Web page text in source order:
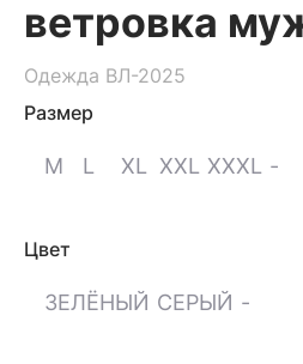
ветровка
Одежда ВЛ-2025
Размер
M L XL XXL XXXL -
Цвет
ЗЕЛЁНЫЙ СЕРЫЙ -